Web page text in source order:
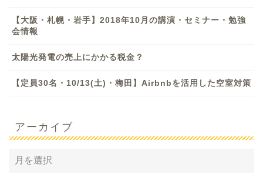
【大阪・札幌・岩手】2018年10月の講演・セミナー・勉強
会情報
太陽光発電の売上にかかる税金？
【定員30名・10/13(土)・梅田】Airbnbを活用した空室対策
アーカイブ